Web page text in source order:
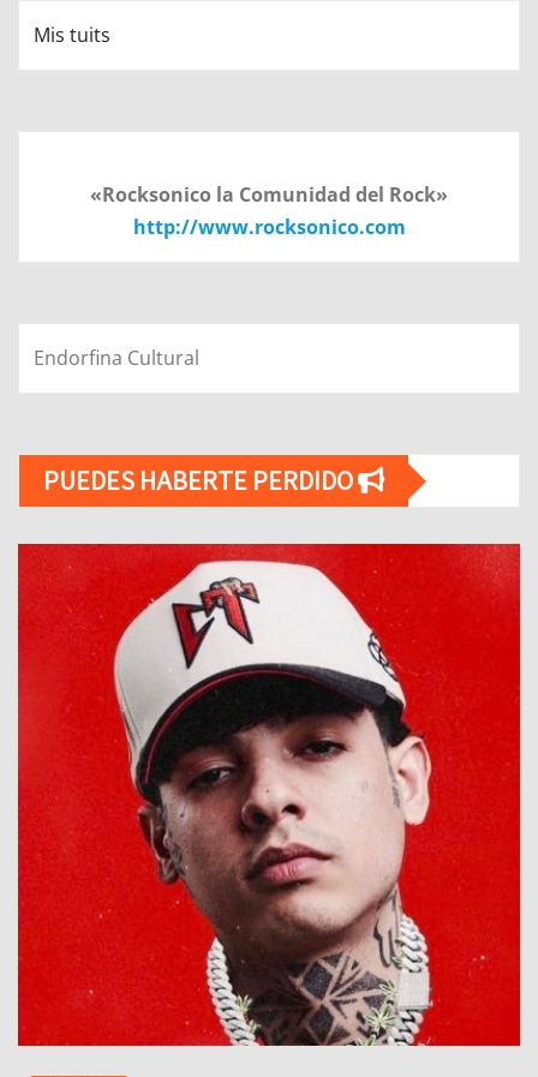
Mis tuits
«Rocksonico la Comunidad del Rock»
http://www.rocksonico.com
Endorfina Cultural
PUEDES HABERTE PERDIDO